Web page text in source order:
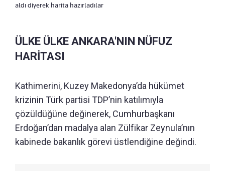
aldı diyerek harita hazırladılar
ÜLKE ÜLKE ANKARA'NIN NÜFUZ
HARİTASI
Kathimerini, Kuzey Makedonya’da hükümet
krizinin Türk partisi TDP’nin katılımıyla
çözüldüğüne değinerek, Cumhurbaşkanı
Erdoğan’dan madalya alan Zülfikar Zeynula’nın
kabinede bakanlık görevi üstlendiğine değindi.